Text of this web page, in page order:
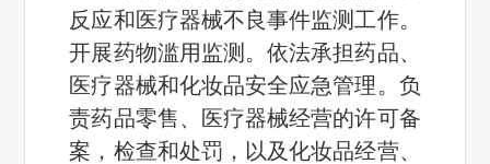
反应和医疗器械不良事件监测工作。
开展药物滥用监测。依法承担药品、
医疗器械和化妆品安全应急管理。负
责药品零售、医疗器械经营的许可备
案，检查和处罚，以及化妆品经营、